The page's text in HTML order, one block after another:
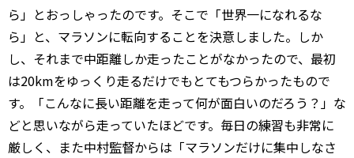
ら」とおっしゃったのです。そこで「世界一になれるな
ら」と、マラソンに転向することを決意しました。しか
し、それまで中距離しか走ったことがなかったので、最初
は20kmをゆっくり走るだけでもとてもつらかったもので
す。「こんなに長い距離を走って何が面白いのだろう？」な
どと思いながら走っていたほどです。毎日の練習も非常に
厳しく、また中村監督からは「マラソンだけに集中しなさ